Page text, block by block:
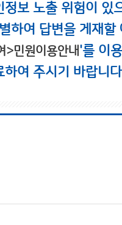
보 노출 위험이 있
하여 답변을 게재할
>민원이용안내'를 이
여 주시기 바랍니